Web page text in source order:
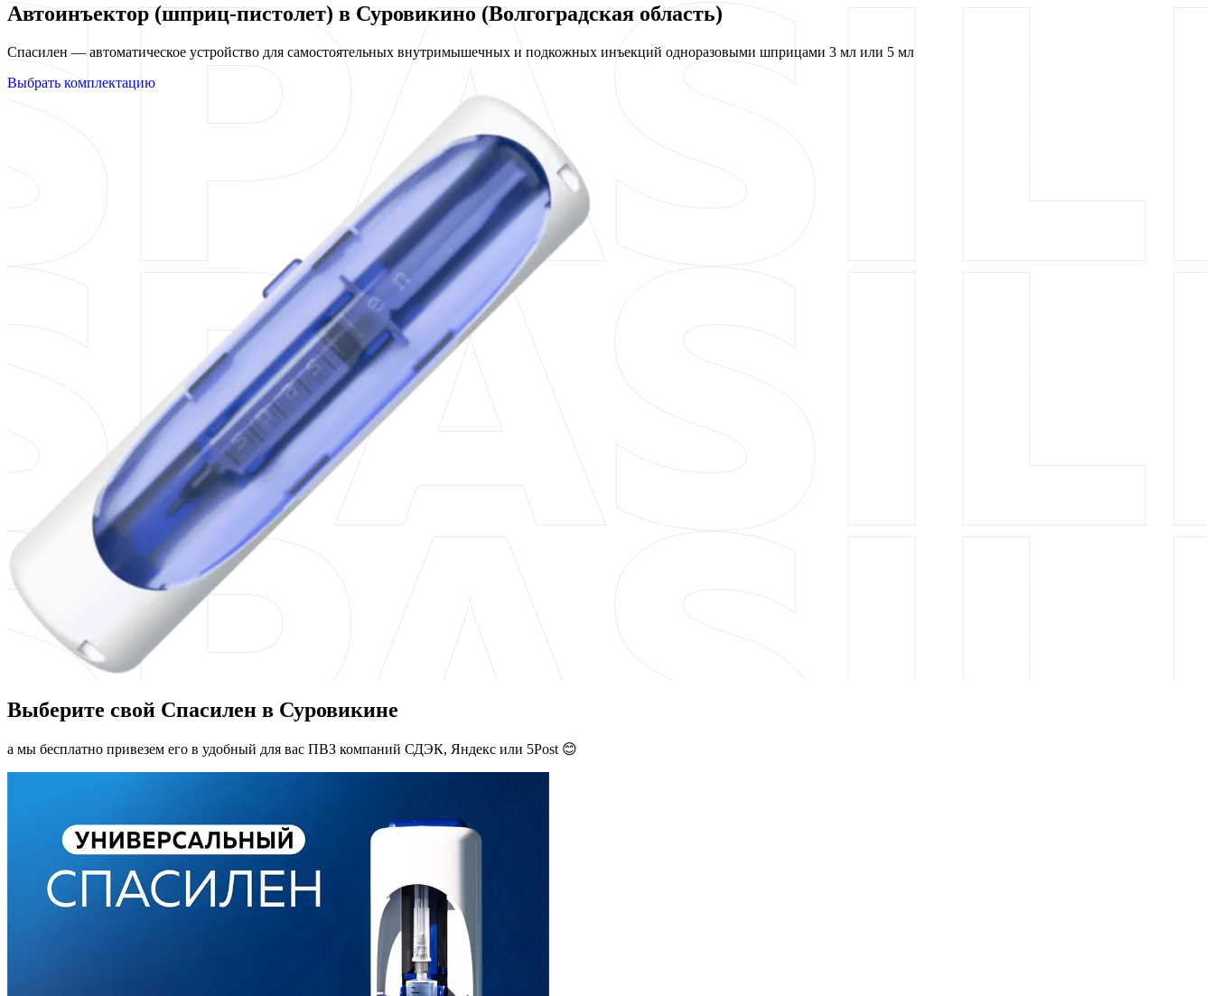
Автоинъектор (шприц-пистолет) в Суровикино (Волгоградская область)
Спасилен — автоматическое устройство для самостоятельных внутримышечных и подкожных инъекций одноразовыми шприцами 3 мл или 5 мл
Выбрать комплектацию
Выберите свой Спасилен в Суровикине
а мы бесплатно привезем его в удобный для вас ПВЗ компаний СДЭК, Яндекс или 5Post 😊